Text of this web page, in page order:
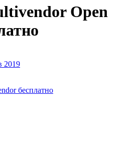
Open
2019
бесплатно